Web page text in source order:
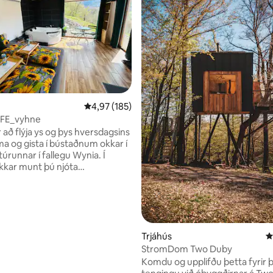
15 umsagnir 4,97 af 5 í meðaleinkunn, 185 umsagnir
4,97 (185)
að flýja ys og þys hversdagsins
og gista í bústaðnum okkar í
munt þú njóta
Trjáhús
StromDom Two Duby
Komdu og upplifðu þetta fyrir þig!